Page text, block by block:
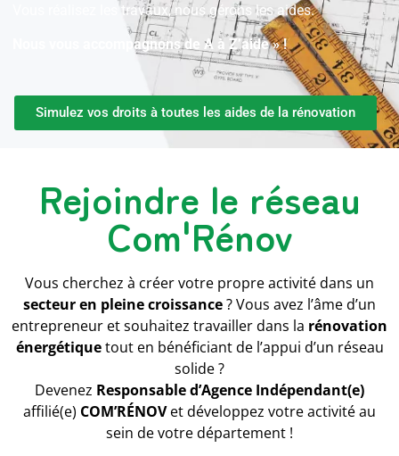
Vous réalisez les travaux, nous gérons les aides.
Nous vous accompagnons de A à Z’aide » !
Simulez vos droits à toutes les aides de la rénovation
Rejoindre le réseau
Com'Rénov
Vous cherchez à créer votre propre activité dans un
secteur en pleine croissance? Vous avez l’âme d’un
entrepreneur et souhaitez travailler dans la rénovation
énergétiquetout en bénéficiant de l’appui d’un réseau
solide ?
Devenez Responsable d’Agence Indépendant(e)
affilié(e) COM’RÉNOVet développez votre activité au
sein de votre département !